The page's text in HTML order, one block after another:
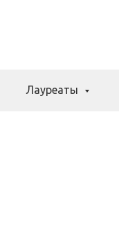
Лауреаты